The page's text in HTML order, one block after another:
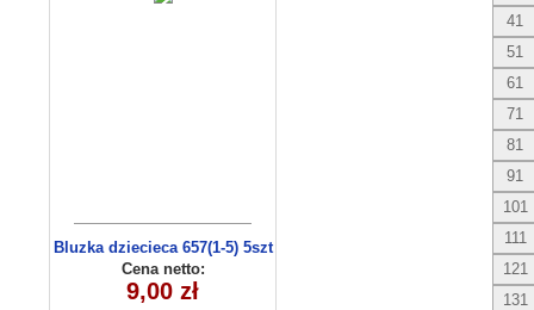
Bluzka dziecieca 657(1-5) 5szt
Cena netto:
9,00 zł
41
51
61
71
81
91
101
111
121
131